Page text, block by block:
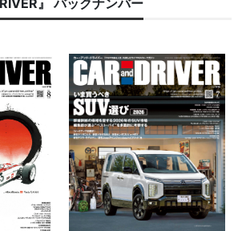
』 バックナンバー